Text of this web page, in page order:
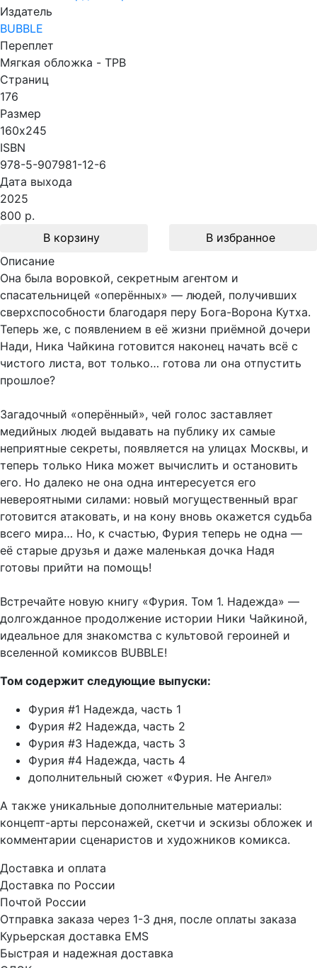
Издатель
BUBBLE
Переплет
Мягкая обложка - TPB
Страниц
176
Размер
160х245
ISBN
978-5-907981-12-6
Дата выхода
2025
800 р.
В корзину
В избранное
Описание
Она была воровкой, секретным агентом и
спасательницей «оперённых» — людей, получивших
сверхспособности благодаря перу Бога-Ворона Кутха.
Теперь же, с появлением в её жизни приёмной дочери
Нади, Ника Чайкина готовится наконец начать всё с
чистого листа, вот только… готова ли она отпустить
прошлое?
Загадочный «оперённый», чей голос заставляет
медийных людей выдавать на публику их самые
неприятные секреты, появляется на улицах Москвы, и
теперь только Ника может вычислить и остановить
его. Но далеко не она одна интересуется его
невероятными силами: новый могущественный враг
готовится атаковать, и на кону вновь окажется судьба
всего мира… Но, к счастью, Фурия теперь не одна —
её старые друзья и даже маленькая дочка Надя
готовы прийти на помощь!
Встречайте новую книгу «Фурия. Том 1. Надежда» —
долгожданное продолжение истории Ники Чайкиной,
идеальное для знакомства с культовой героиней и
вселенной комиксов BUBBLE!
Том содержит следующие выпуски:
Фурия #1 Надежда, часть 1
Фурия #2 Надежда, часть 2
Фурия #3 Надежда, часть 3
Фурия #4 Надежда, часть 4
дополнительный сюжет «Фурия. Не Ангел»
А также уникальные дополнительные материалы:
концепт-арты персонажей, скетчи и эскизы обложек и
комментарии сценаристов и художников комикса.
Доставка и оплата
Доставка по России
Почтой России
Отправка заказа через 1-3 дня, после оплаты заказа
Курьерская доставка EMS
Быстрая и надежная доставка